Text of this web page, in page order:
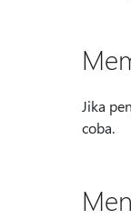
Jika
coba.